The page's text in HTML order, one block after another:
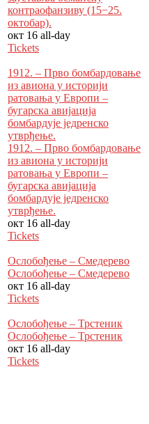
контраофанзиву (15−25.
октобар).
окт 16 all-day
Tickets
1912. – Прво бомбардовање
из авиона у историји
ратовања у Европи –
бугарска авијација
бомбардује једренско
утврђење.
1912. – Прво бомбардовање
из авиона у историји
ратовања у Европи –
бугарска авијација
бомбардује једренско
утврђење.
окт 16 all-day
Tickets
Ослобођење – Смедерево
Ослобођење – Смедерево
окт 16 all-day
Tickets
Ослобођење – Трстеник
Ослобођење – Трстеник
окт 16 all-day
Tickets